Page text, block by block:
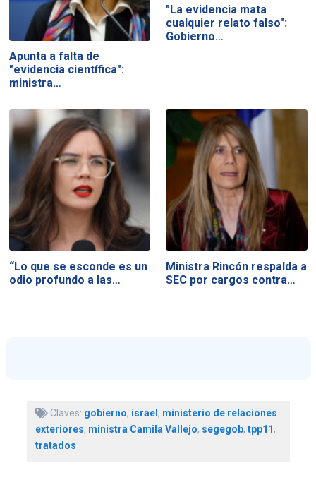
Apunta a falta de
"evidencia científica":
ministra…
"La evidencia mata
cualquier relato falso":
Gobierno…
“Lo que se esconde es un
odio profundo a las…
Ministra Rincón respalda a
SEC por cargos contra…
Claves: gobierno, israel , ministerio de relaciones
exteriores, ministra Camila Vallejo, segegob, tpp11 ,
tratados